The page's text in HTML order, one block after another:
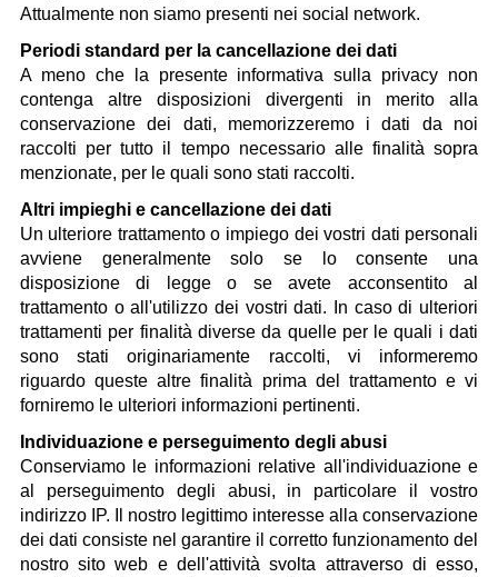
Attualmente non siamo presenti nei social network.
Periodi standard per la cancellazione dei dati
A meno che la presente informativa sulla privacy non
contenga altre disposizioni divergenti in merito alla
conservazione dei dati, memorizzeremo i dati da noi
raccolti per tutto il tempo necessario alle finalità sopra
menzionate, per le quali sono stati raccolti.
Altri impieghi e cancellazione dei dati
Un ulteriore trattamento o impiego dei vostri dati personali
avviene generalmente solo se lo consente una
disposizione di legge o se avete acconsentito al
trattamento o all'utilizzo dei vostri dati. In caso di ulteriori
trattamenti per finalità diverse da quelle per le quali i dati
sono stati originariamente raccolti, vi informeremo
riguardo queste altre finalità prima del trattamento e vi
forniremo le ulteriori informazioni pertinenti.
Individuazione e perseguimento degli abusi
Conserviamo le informazioni relative all'individuazione e
al perseguimento degli abusi, in particolare il vostro
indirizzo IP. Il nostro legittimo interesse alla conservazione
dei dati consiste nel garantire il corretto funzionamento del
nostro sito web e dell'attività svolta attraverso di esso,